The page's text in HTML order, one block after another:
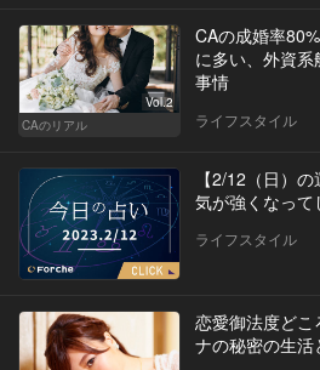
Vol.2
CAのリアル
CAの成婚率
に多い、外資
事情
ライフスタイル
【2/12（日）
気が強くなって
ライフスタイル
恋愛御法度ど
ナの秘密の生